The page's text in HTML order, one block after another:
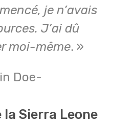
je n’avais
J’ai dû
moi-même. »
Doe-
la Sierra Leone